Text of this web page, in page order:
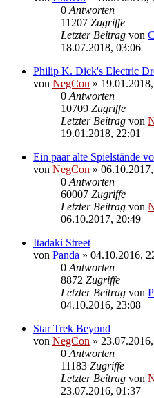
0Antworten
11207 Zugriffe
Letzter Beitrag von
18.07.2018, 03:06
Philip K. Dick's Electric
von NegCon »
0Antworten
10709 Zugriffe
Letzter Beitrag von
19.01.2018, 22:01
Ein paar alte Spielstände
von NegCon »
0Antworten
60007 Zugriffe
Letzter Beitrag von
06.10.2017, 20:49
Itadaki Street
von Panda » 04.10.2016,
0Antworten
8872 Zugriffe
Letzter Beitrag von
04.10.2016, 23:08
Star Trek Beyond
von NegCon »
0Antworten
11183 Zugriffe
Letzter Beitrag von
23.07.2016, 01:37